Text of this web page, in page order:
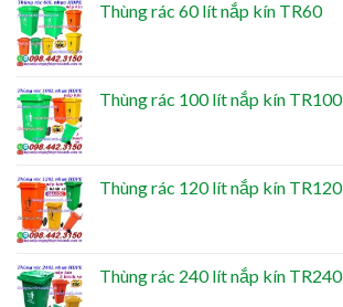
Thùng rác 60 lít nắp kín TR60
Thùng rác 100 lít nắp kín TR100
Thùng rác 120 lít nắp kín TR120
Thùng rác 240 lít nắp kín TR240